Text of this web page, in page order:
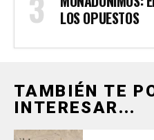
LOS OPUESTOS
TAMBIÉN TE
INTERESAR...